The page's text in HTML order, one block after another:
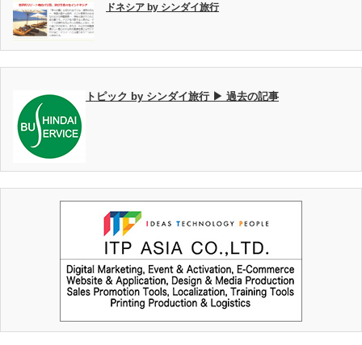
ドネシア by シンダイ旅行
トピック by シンダイ旅行 ▶ 過去の記事